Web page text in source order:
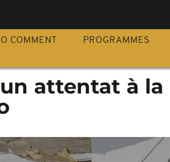
COMMENT PROGRAMMES
attentat à la